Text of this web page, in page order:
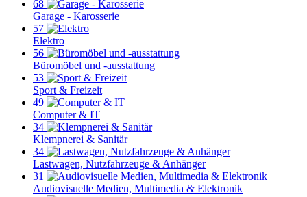
68
Garage - Karosserie
57
Elektro
56
Büromöbel und -ausstattung
53
Sport & Freizeit
49
Computer & IT
34
Klempnerei & Sanitär
34
Lastwagen, Nutzfahrzeuge & Anhänger
31
Audiovisuelle Medien, Multimedia & Elektronik